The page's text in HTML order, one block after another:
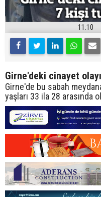
11:10
Girne'deki cinayet
Girne'de bu sabah
yaşları 33 ila 28 arasında